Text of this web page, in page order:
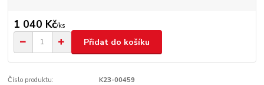
1 040 Kč/ks
Přidat do košíku
Číslo produktu: K23-00459